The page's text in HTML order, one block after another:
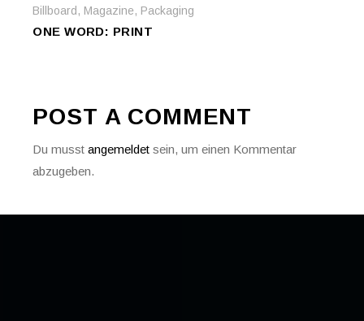
Billboard , Magazine, Packaging
ONE WORD: PRINT
POST A COMMENT
Du musstangemeldet sein, um einen Kommentar
abzugeben.